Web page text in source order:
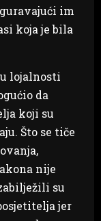
im
koja je bila
lojalnosti
da
koji su
Što se tiče
nije
su
jer